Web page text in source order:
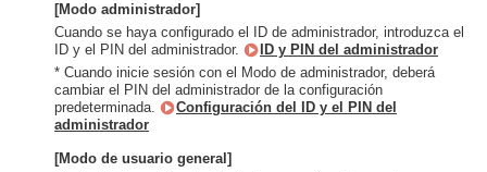
[Modo administrador]
Cuando se haya configurado el ID de administrador, introduzca el
ID y el PIN del administrador.
ID y PIN del administrador
* Cuando inicie sesión con el Modo de administrador, deberá
cambiar el PIN del administrador de la configuración
predeterminada.
Configuración del ID y el PIN del
administrador
[Modo de usuario general]